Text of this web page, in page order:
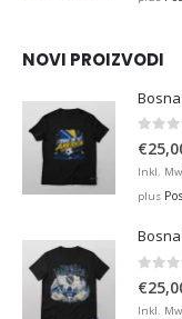
NOVI PROIZVODI
0
€
Inkl.
plus
€
Inkl.